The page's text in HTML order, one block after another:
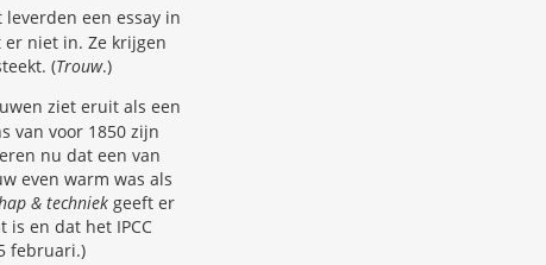
een essay in
niet in. Ze krijgen
(Trouw.)
ziet eruit als een
van voor 1850 zijn
nu dat een van
even warm was als
& techniek geeft er
en dat het IPCC
februari.)